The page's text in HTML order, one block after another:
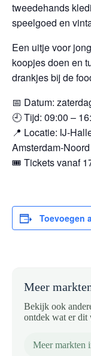
tweedehands
speelgoed en
Een uitje voor
koopjes doen en
drankjes bij de
📅 Datum:
🕘 Tijd: 09:00 –
📍 Locatie: IJ-
Amsterdam-Noord
🎟️ Tickets vanaf
Toevoegen
Meer
Bekijk ook
ontdek wat er dit
Meer markten